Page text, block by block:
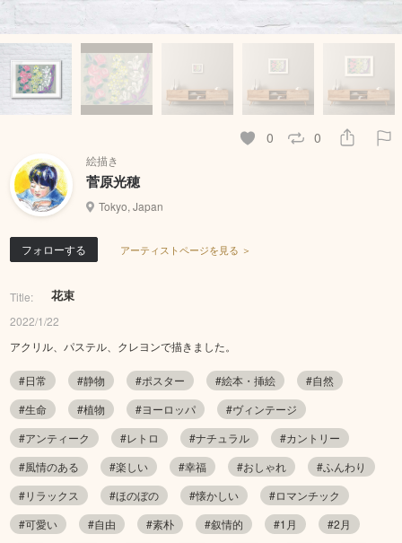
0 0
絵描き
菅原光穂
Tokyo, Japan
フォローする アーティストページを見る ＞
Title: 花束
2022/1/22
アクリル、パステル、クレヨンで描きました。
#日常 #静物 #ポスター #絵本・挿絵
#自然
#生命
#植物 #ヨーロッパ
#ヴィンテージ
#アンティーク
#レトロ #ナチュラル
#カントリー
#風情のある
#楽しい #幸福 #おしゃれ
#ふんわり
#リラックス
#ほのぼの #懐かしい
#ロマンチック
#可愛い
#自由 #素朴 #叙情的 #1月
#2月